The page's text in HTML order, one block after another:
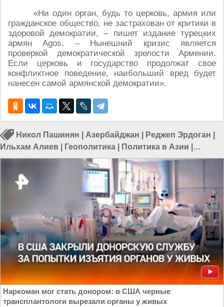
«Ни один орган, будь то церковь, армия или
гражданское общество, не застрахован от критики в
здоровой демократии, – пишет издание турецких
армян Agos. – Нынешний кризис является
проверкой демократической зрелости Армении.
Если церковь и государство продолжат свое
конфликтное поведение, наибольший вред будет
нанесен самой армянской демократии».
Никол Пашинян Азербайджан Реджеп Эрдоган
Ильхам Алиев
Геополитика Политика в Азии
Политика в мире
Наркоман мог стать донором: в США черные
трансплантологи вырезали органы у живых